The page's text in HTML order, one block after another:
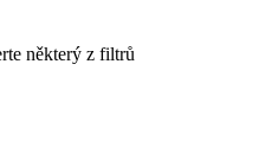
některý z filtrů